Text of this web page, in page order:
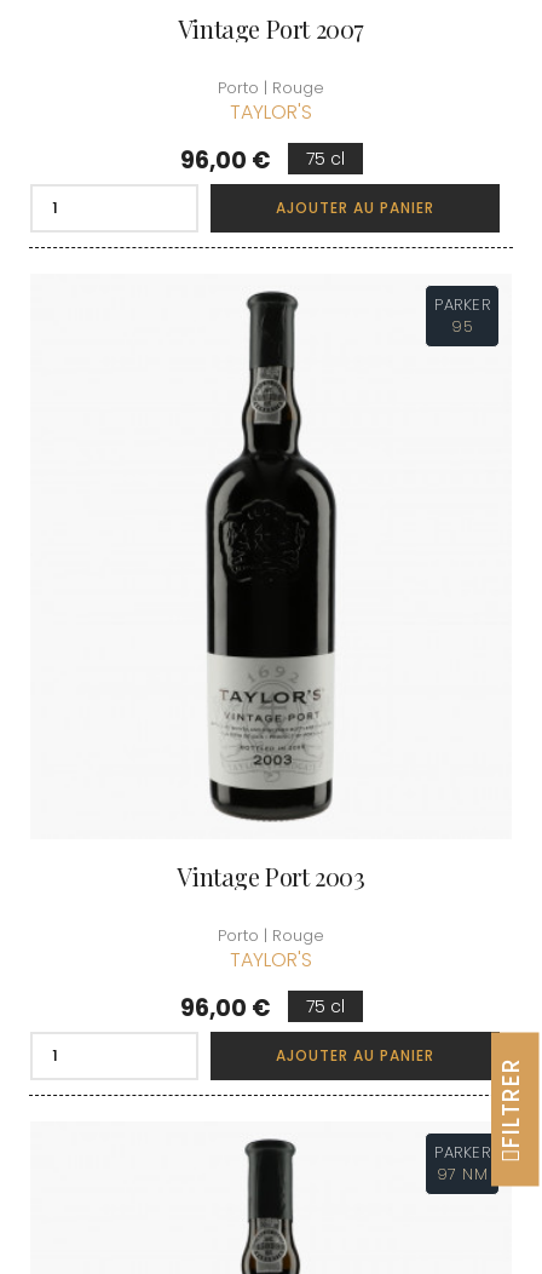
Vintage Port 2007
Porto | Rouge
TAYLOR'S
Prix
96,00 € 75 cl
AJOUTER AU PANIER
PARKER
95
Vintage Port 2003
Porto | Rouge
TAYLOR'S
Prix
96,00 € 75 cl
AJOUTER AU PANIER
PARKER
97 NM
FILTRER